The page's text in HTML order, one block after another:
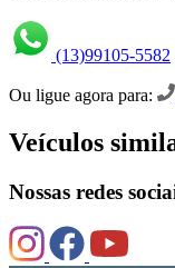
(13)99105-5582
Ou ligue agora para:
Veículos
Nossas redes